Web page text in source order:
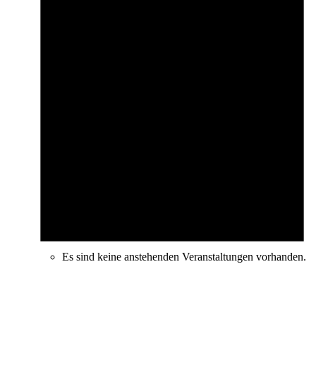
Es sind keine anstehenden Veranstaltungen vorhanden.